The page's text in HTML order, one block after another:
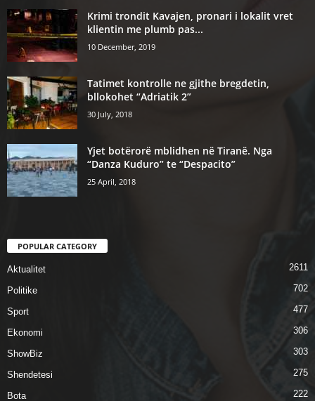
Krimi trondit Kavajen, pronari i lokalit vret
klientin me plumb pas...
10 December, 2019
Tatimet kontrolle ne gjithe bregdetin,
bllokohet “Adriatik 2”
30 July, 2018
Yjet botërorë mblidhen në Tiranë. Nga
“Danza Kuduro” te “Despacito”
25 April, 2018
POPULAR CATEGORY
Aktualitet 2611
Politike 702
Sport 477
Ekonomi 306
ShowBiz 303
Shendetesi 275
Bota 222